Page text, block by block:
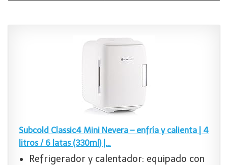
Subcold Classic4 Mini Nevera – enfría y calienta | 4
litros / 6 latas (330ml) |…
Refrigerador y calentador: equipado con